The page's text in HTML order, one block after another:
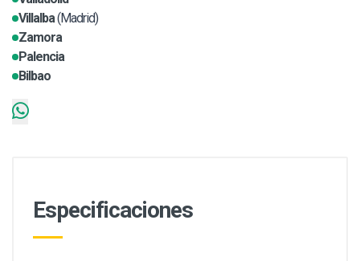
Villalba(Madrid)
Zamora
Palencia
Bilbao
Especificaciones